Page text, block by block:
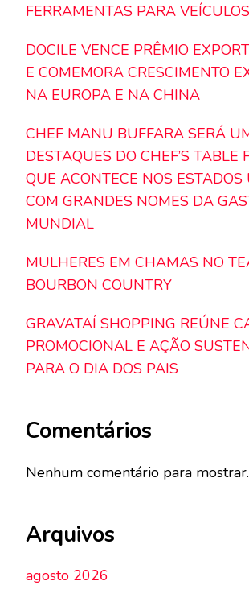
FERRAMENTAS PARA
DOCILE VENCE PRÊMIO
E COMEMORA CRESCIMENTO
NA EUROPA E NA CHINA
CHEF MANU BUFFARA SERÁ
DESTAQUES DO CHEF’S TABLE
QUE ACONTECE NOS ESTADOS
COM GRANDES NOMES DA
MUNDIAL
MULHERES EM CHAMAS NO
BOURBON COUNTRY
GRAVATAÍ SHOPPING REÚNE
PROMOCIONAL E AÇÃO
PARA O DIA DOS PAIS
Comentários
Nenhum comentário para mostrar.
Arquivos
agosto 2026